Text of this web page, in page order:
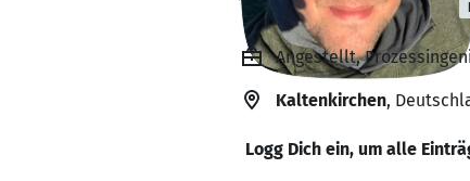
Angestellt,
Kaltenkirchen,
Logg Dich ein, um alle